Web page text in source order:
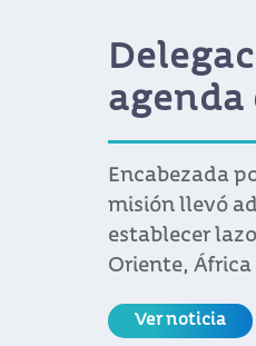
agenda
Encabezada
misión llevó
establecer
Oriente, África
Ver noticia